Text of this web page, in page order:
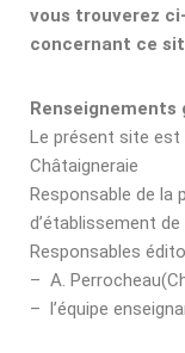
vous trouverez
concernant ce
Renseignements
Le présent site est
Châtaigneraie
Responsable de la
d’établissement de
Responsables
– A.
– l’équipe